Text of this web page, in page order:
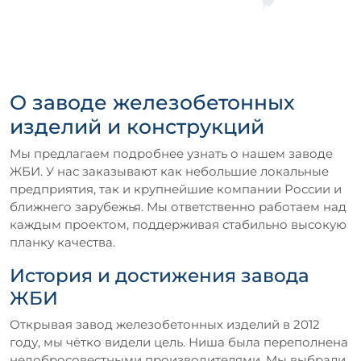
О заводе железобетонных
изделий и конструкций
Мы предлагаем подробнее узнать о нашем заводе
ЖБИ. У нас заказывают как небольшие локальные
предприятия, так и крупнейшие компании России и
ближнего зарубежья. Мы ответственно работаем над
каждым проектом, поддерживая стабильно высокую
планку качества.
История и достижения завода
ЖБИ
Открывая завод железобетонных изделий в 2012
году, мы чётко видели цель. Ниша была переполнена